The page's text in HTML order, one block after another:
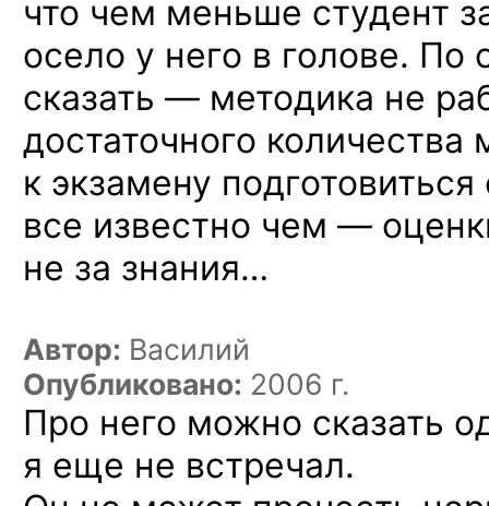
что чем меньше студент
осело у него в голове. По
сказать — методика не
достаточного количества
к экзамену
все известно чем —
не за знания…
Автор: Василий
Опубликовано: 2006 г.
Про него можно сказать
я еще не встречал.